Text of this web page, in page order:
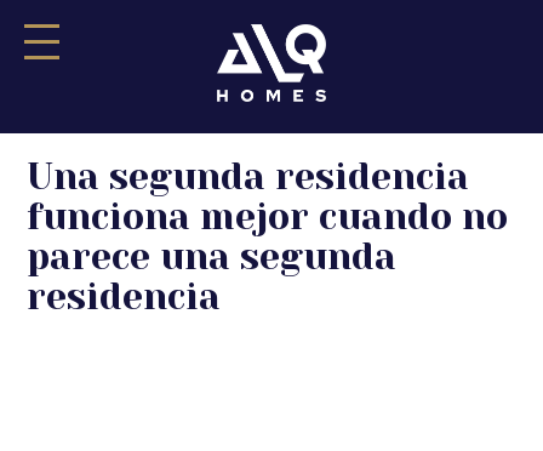
contenido
Una segunda residencia
funciona mejor cuando no
parece una segunda
residencia